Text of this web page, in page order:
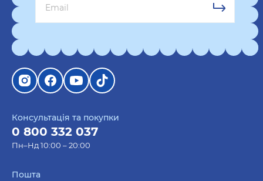
Консультація та покупки
0 800 332 037
Пн–Нд 10:00 – 20:00
Пошта